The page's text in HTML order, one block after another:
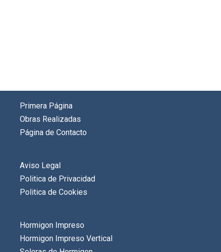
Primera Página
Obras Realizadas
Página de Contacto
Aviso Legal
Politica de Privacidad
Politica de Cookies
Hormigon Impreso
Hormigon Impreso Vertical